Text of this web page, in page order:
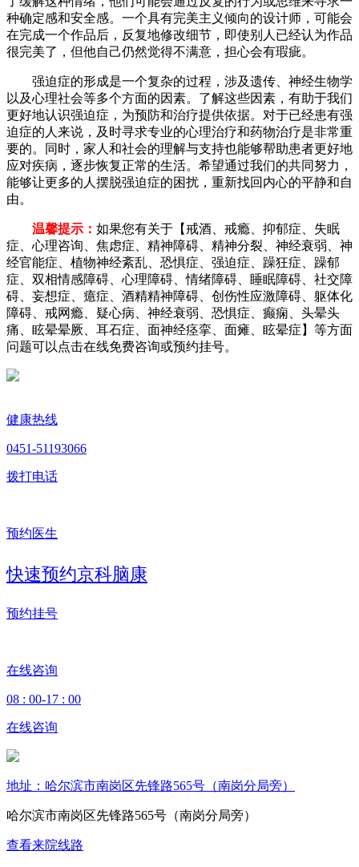
种确定感和安全感。一个具有完美主义倾向的设计师，可能会
在完成一个作品后，反复地修改细节，即使别人已经认为作品
很完美了，但他自己仍然觉得不满意，担心会有瑕疵。
强迫症的形成是一个复杂的过程，涉及遗传、神经生物学
以及心理社会等多个方面的因素。了解这些因素，有助于我们
更好地认识强迫症，为预防和治疗提供依据。对于已经患有强
迫症的人来说，及时寻求专业的心理治疗和药物治疗是非常重
要的。同时，家人和社会的理解与支持也能够帮助患者更好地
应对疾病，逐步恢复正常的生活。希望通过我们的共同努力，
能够让更多的人摆脱强迫症的困扰，重新找回内心的平静和自
由。
温馨提示： 如果您有关于【戒酒、戒瘾、抑郁症、失眠
症、心理咨询、焦虑症、精神障碍、精神分裂、神经衰弱、神
经官能症、植物神经紊乱、恐惧症、强迫症、躁狂症、躁郁
症、双相情感障碍、心理障碍、情绪障碍、睡眠障碍、社交障
碍、妄想症、癔症、酒精精神障碍、创伤性应激障碍、躯体化
障碍、戒网瘾、疑心病、神经衰弱、恐惧症、癫痫、头晕头
痛、眩晕晕厥、耳石症、面神经痉挛、面瘫、眩晕症】等方面
问题可以点击在线免费咨询或预约挂号。
健康热线
0451-51193066
拨打电话
预约医生
快速预约京科脑康
预约挂号
在线咨询
08 : 00-17 : 00
在线咨询
地址：哈尔滨市南岗区先锋路565号（南岗分局旁）
哈尔滨市南岗区先锋路565号（南岗分局旁）
查看来院线路